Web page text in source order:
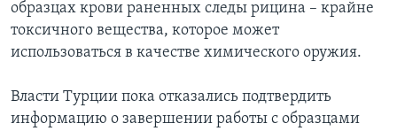
образцах крови раненных следы рицина – крайне
токсичного вещества, которое может
использоваться в качестве химического оружия.
Власти Турции пока отказались подтвердить
информацию о завершении работы с образцами